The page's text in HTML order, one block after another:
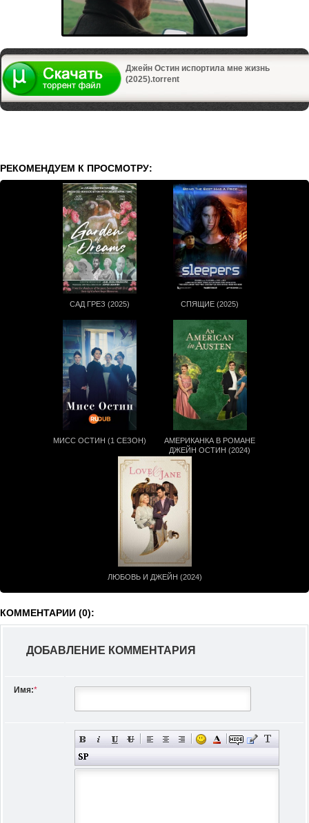
Джейн Остин испортила мне жизнь
(2025).torrent
РЕКОМЕНДУЕМ К ПРОСМОТРУ:
САД ГРЕЗ (2025) СПЯЩИЕ (2025)
МИСС ОСТИН (1 СЕЗОН)
АМЕРИКАНКА В РОМАНЕ
ДЖЕЙН ОСТИН (2024)
ЛЮБОВЬ И ДЖЕЙН (2024)
КОММЕНТАРИИ (0):
ДОБАВЛЕНИЕ КОММЕНТАРИЯ
Имя:*